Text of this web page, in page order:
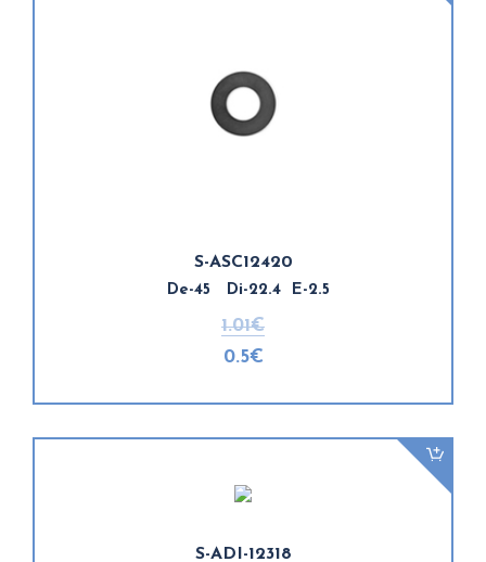
S-ASC12420
De-45 Di-22.4 E-2.5
1.01€
0.5€
S-ADI-12318